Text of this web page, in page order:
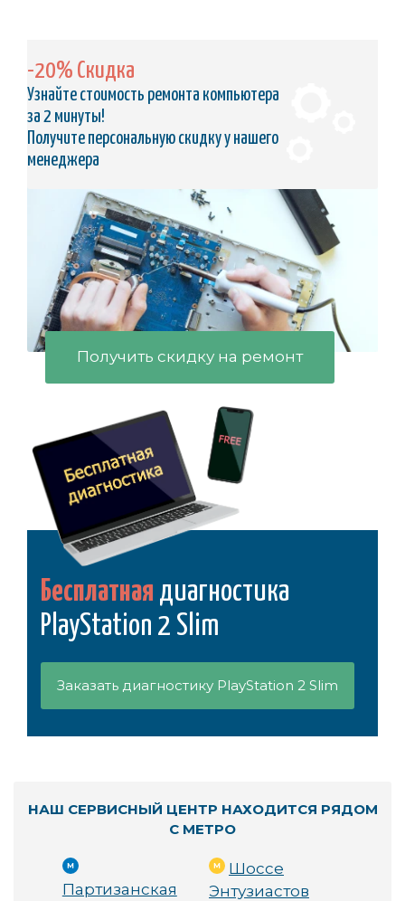
-20% Скидка
Узнайте стоимость ремонта компьютера
за 2 минуты!
Получите персональную скидку у нашего
менеджера
Получить скидку на ремонт
Бесплатная диагностика
PlayStation 2 Slim
Заказать диагностику PlayStation 2 Slim
НАШ СЕРВИСНЫЙ ЦЕНТР НАХОДИТСЯ РЯДОМ
С МЕТРО
Партизанская
Шоссе
Энтузиастов